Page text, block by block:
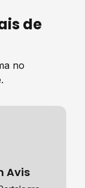
de
no
Avis